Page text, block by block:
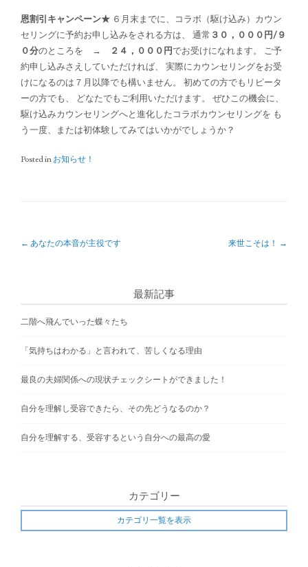
恩割引キャンペーン★ ６月末までに、コラボ（駆け込み）カウン
セリングに予約お申し込みをされる方は、 通常 ３０，０００円/９
０分のところを → ２４，０００円でお受けになれます。 ご予
約申し込みさえしていただければ、 実際にカウンセリングをお受
けになるのは７月以降でも構いません。 初めての方でもリピータ
ーの方でも、 どなたでもご利用いただけます。 ぜひこの機会に、
駆け込みカウンセリングへと進化したコラボカウンセリングを も
う一度、または初体験してみてはいかがでしょうか？
Posted in お知らせ！
P
v
a
o
n
← あなたの本音が主役です 来世こそは！ →
最新記事
二階へ飛んでいった蝶々たち
「気持ちはわかる」と言われて、苦しくなる理由
最良の夫婦関係への現状チェックシートができました！
自分を理解し受容できたら、その先どうなるのか？
自分を理解する、受容するという自分への最高の愛
カテゴリー
カテゴリ一覧を表示